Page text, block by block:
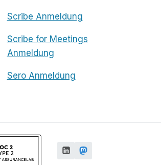
Scribe Anmeldung
Scribe for Meetings
Anmeldung
Sero Anmeldung